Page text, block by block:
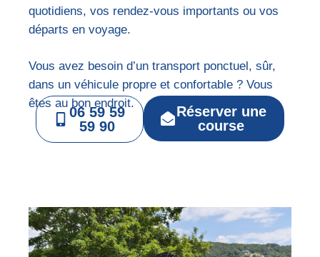
quotidiens, vos rendez-vous importants ou vos
départs en voyage.
Vous avez besoin d’un transport ponctuel, sûr,
dans un véhicule propre et confortable ? Vous
êtes au bon endroit.
06 59 59
59 90
Réserver une
course